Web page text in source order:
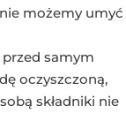
możemy umyć
samym
oczyszczoną,
składniki nie